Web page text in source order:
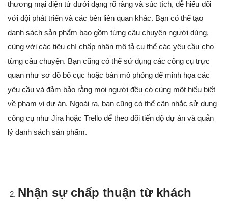
thương mại điện tử dưới dạng rõ ràng và súc tích, dễ hiểu đối
với đội phát triển và các bên liên quan khác. Bạn có thể tạo
danh sách sản phẩm bao gồm từng câu chuyện người dùng,
cùng với các tiêu chí chấp nhận mô tả cụ thể các yêu cầu cho
từng câu chuyện. Bạn cũng có thể sử dụng các công cụ trực
quan như sơ đồ bố cục hoặc bản mô phỏng để minh họa các
yêu cầu và đảm bảo rằng mọi người đều có cùng một hiểu biết
về phạm vi dự án. Ngoài ra, bạn cũng có thể cân nhắc sử dụng
công cụ như Jira hoặc Trello để theo dõi tiến độ dự án và quản
lý danh sách sản phẩm.
Nhận sự chấp thuận từ khách